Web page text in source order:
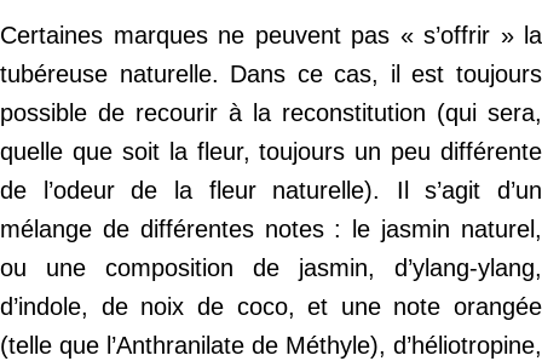
Certaines marques ne peuvent pas « s’offrir » la
tubéreuse naturelle. Dans ce cas, il est toujours
possible de recourir à la reconstitution (qui sera,
quelle que soit la fleur, toujours un peu différente
de l’odeur de la fleur naturelle). Il s’agit d’un
mélange de différentes notes : le jasmin naturel,
ou une composition de jasmin, d’ylang-ylang,
d’indole, de noix de coco, et une note orangée
(telle que l’Anthranilate de Méthyle), d’héliotropine,